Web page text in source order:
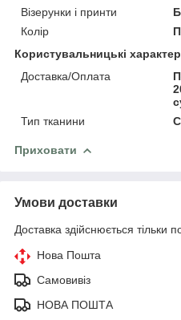
Візерунки і принти
Колір
Користувальницькі
Доставка/Оплата
Тип тканини
Приховати
Умови доставки
Доставка здійснюється тільки
Нова Пошта
Самовивіз
НОВА ПОШТА